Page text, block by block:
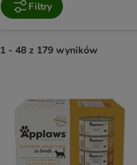
Filtry
1 - 48 z 179 wyników